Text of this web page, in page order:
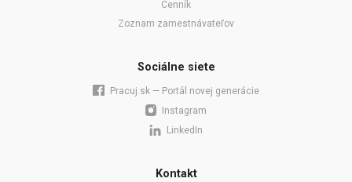
Cenník
Zoznam zamestnávateľov
Sociálne siete
Pracuj.sk — Portál novej generácie
Instagram
LinkedIn
Kontakt